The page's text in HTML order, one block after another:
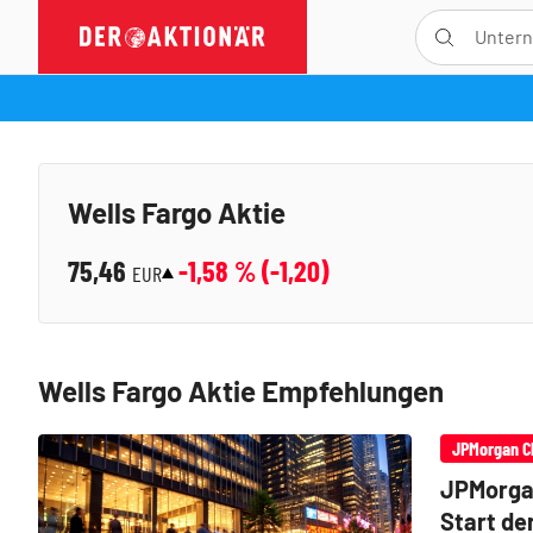
Wells Fargo Aktie
75,46 EUR -1,58 % (-1,20)
Wells Fargo Aktie Empfehlungen
JPMorgan
Start